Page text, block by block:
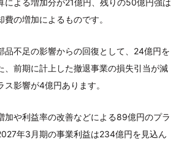
による増加分が21億円、残りの50億円強は
の増加によるものです。
品不足の影響からの回復として、24億円を
、前期に計上した撤退事業の損失引当が減
影響が4億円あります。
加や利益率の改善などによる89億円のプラ
年3月期の事業利益は234億円を見込ん